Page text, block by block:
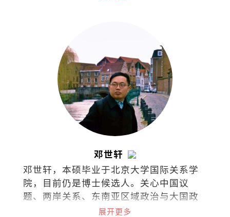
邓世轩
邓世轩，本硕毕业于北京大学国际关系学
院，目前仍是博士候选人。关心中国议
题、两岸关系、东南亚区域政治与大国政
治下的小国能动性。展开更多